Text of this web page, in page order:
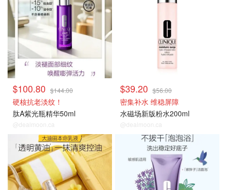
$100.80 $144.00
硬核抗老淡纹！
肽A紫光瓶精华50ml
@dealmoon.ca
$39.20 $56.00
密集补水 维稳屏障
水磁场新版粉水200ml
@dealmoon.ca
热卖推荐 热卖推荐